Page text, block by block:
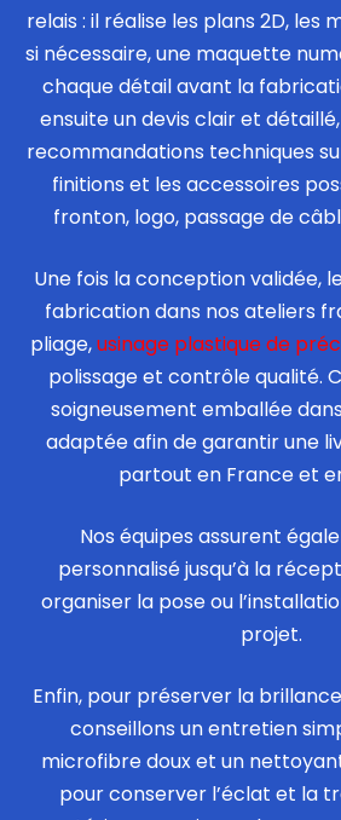
relais : il réalise les plans 2D, les
si nécessaire, une maquette
chaque détail avant la
ensuite un devis clair et
recommandations techniques
finitions et les accessoires
fronton, logo, passage de
Une fois la conception validée,
fabrication dans nos ateliers
pliage,usinage plastique de
polissage et contrôle qualité.
soigneusement emballée
adaptée afin de garantir une
partout en France et
Nos équipes assurent
personnalisé jusqu’à la
organiser la pose ou
projet.
Enfin, pour préserver la
conseillons un entretien
microfibre doux et un
pour conserver l’éclat et la